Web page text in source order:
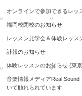
オンラインで参加できるレッ
福岡校閉校のお知らせ
レッスン見学会＆体験レッス
訃報のお知らせ
体験レッスンのお知らせ (東
音楽情報メディアReal
いて触れられています